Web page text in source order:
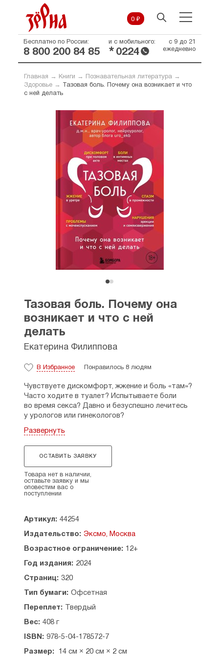
0 ₽
Бесплатно по России:
8 800 200 84 85
и с мобильного:
* 0224
с 9 до 21
ежедневно
Главная → Книги → Познавательная литература→
Здоровье→
Тазовая боль. Почему она возникает и что
с ней делать
Тазовая боль. Почему она
возникает и что с ней
делать
Екатерина Филиппова
В Избранное Понравилось 8 людям
Чувствуете дискомфорт, жжение и боль «там»?
Часто ходите в туалет? Испытываете боли
во время секса? Давно и безуспешно лечитесь
у урологов или гинекологов?
Синдром хронической тазовой боли —
в традиционные медицинские шаблоны
лечения. Оно возникает «из ниоткуда» —
ни явных инфекций, ни патологии внутренних
органов обнаружить не удается, а боль
информацию о причинах возникновения тазовой
боли, о сопутствующих симптомах и вариантах
Екатерина Филиппова — врач-уролог,
наук, расскажет все о том, как проявляется
и почему возникает тазовая боль. Объяснит,
спазм в области промежности, и предложит
эффективные инструменты борьбы с ним:
— специальные упражнения;
Развернуть
ОСТАВИТЬ ЗАЯВКУ
Товара нет в наличии,
оставьте заявку и мы
оповестим вас о
поступлении
Артикул: 44254
Издательство: Эксмо, Москва
Возрастное ограничение: 12+
Год издания: 2024
Страниц: 320
Тип бумаги: Офсетная
Переплет: Твердый
Вес: 408 г
ISBN: 978-5-04-178572-7
Размер: 14 см × 20 см × 2 см